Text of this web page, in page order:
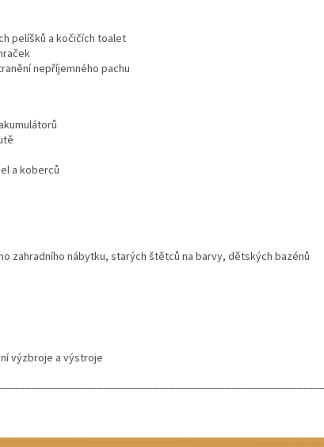
pelíšků a kočičích toalet
nepříjemného pachu
a koberců
zahradního nábytku, starých štětců na barvy, dětských bazénů
výzbroje a výstroje